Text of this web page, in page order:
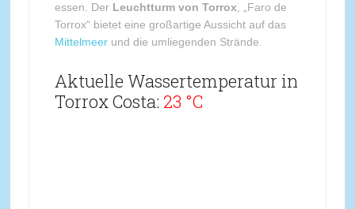
essen. Der Leuchtturm von Torrox , „Faro de
Torrox“ bietet eine großartige Aussicht auf das
Mittelmeerund die umliegenden Strände.
Aktuelle Wassertemperatur in
Torrox Costa: 23 °C